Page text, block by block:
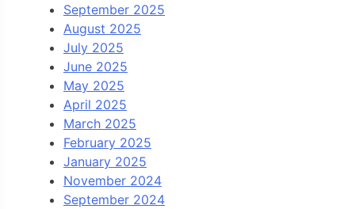
September 2025
August 2025
July 2025
June 2025
May 2025
April 2025
March 2025
February 2025
January 2025
November 2024
September 2024